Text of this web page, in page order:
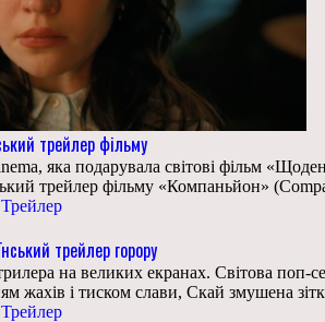
трейлер фільму
яка подарувала світові фільм
трейлер фільму «Компаньйон»
Трейлер
трейлер горору
на великих екранах. Світова поп-
жахів і тиском слави, Скай змушена
Трейлер